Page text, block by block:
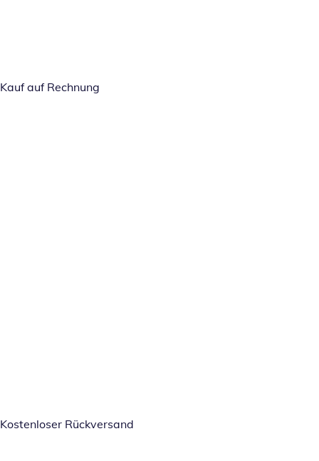
Kauf auf Rechnung
Kostenloser Rückversand